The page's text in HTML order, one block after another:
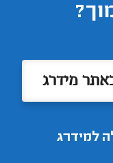
מידרג
למידרג